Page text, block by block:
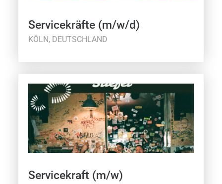
Servicekräfte (m/w/d)
KÖLN, DEUTSCHLAND
Servicekraft (m/w)